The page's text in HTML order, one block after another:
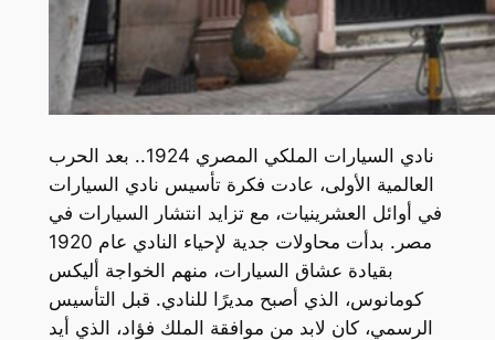
نادي السيارات الملكي المصري 1924.. بعد الحرب
العالمية الأولى، عادت فكرة تأسيس نادي السيارات
في أوائل العشرينيات، مع تزايد انتشار السيارات في
مصر. بدأت محاولات جدية لإحياء النادي عام 1920
بقيادة عشاق السيارات، منهم الخواجة أليكس
كومانوس، الذي أصبح مديرًا للنادي. قبل التأسيس
الرسمي، كان لابد من موافقة الملك فؤاد، الذي أيد